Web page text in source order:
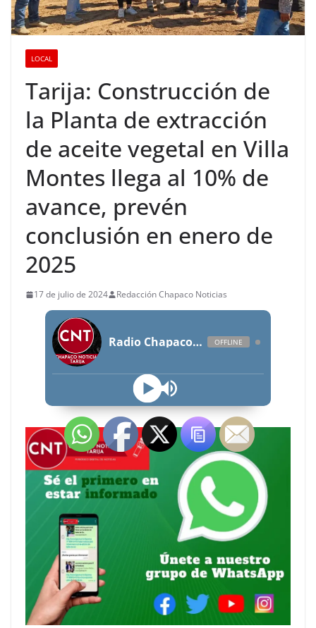
LOCAL
Tarija: Construcción de
la Planta de extracción
de aceite vegetal en Villa
Montes llega al 10% de
avance, prevén
conclusión en enero de
2025
17 de julio de 2024 Redacción Chapaco Noticias
Radio Chapaco Noticias Las 24 horas en vivo OFFLINE